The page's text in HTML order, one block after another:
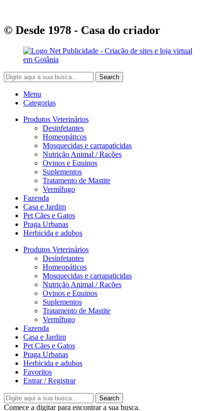
© Desde 1978 - Casa do criador
Search
Menu
Categorias
Produtos Veterinários
Desinfetantes
Homeopáticos
Mosquecidas e carrapaticidas
Nutrição Animal / Rações
Ovinos e Equinos
Suplementos
Tratamento de Mastite
Vermífugo
Fazenda
Casa e Jardim
Pet Cães e Gatos
Praga Urbanas
Herbicida e adubos
Produtos Veterinários
Desinfetantes
Homeopáticos
Mosquecidas e carrapaticidas
Nutrição Animal / Rações
Ovinos e Equinos
Suplementos
Tratamento de Mastite
Vermífugo
Fazenda
Casa e Jardim
Pet Cães e Gatos
Praga Urbanas
Herbicida e adubos
Favoritos
Entrar / Registrar
Search
Comece a digitar para encontrar a sua busca.